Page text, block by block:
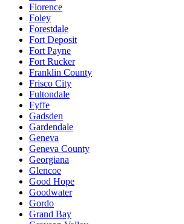
Florence
Foley
Forestdale
Fort Deposit
Fort Payne
Fort Rucker
Franklin County
Frisco City
Fultondale
Fyffe
Gadsden
Gardendale
Geneva
Geneva County
Georgiana
Glencoe
Good Hope
Goodwater
Gordo
Grand Bay